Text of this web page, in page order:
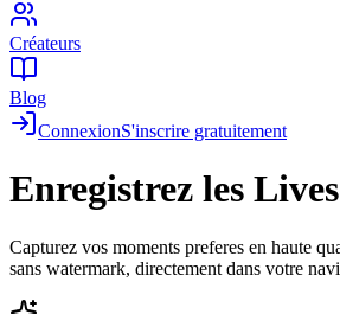
Créateurs
Blog
ConnexionS'inscrire gratuitement
Enregistrez les
Capturez vos moments preferes en haute
sans watermark, directement dans votre